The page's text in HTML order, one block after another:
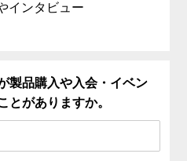
インタビュー
製品購入や入会・イベン
とがありますか。